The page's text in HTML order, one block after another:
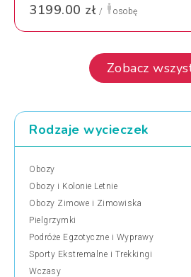
3199.00 zł / osobę
Zobacz
Rodzaje wycieczek
Obozy
Obozy i Kolonie Letnie
Obozy Zimowe i Zimowiska
Pielgrzymki
Podróże Egzotyczne i Wyprawy
Sporty Ekstremalne i Trekkingi
Wczasy